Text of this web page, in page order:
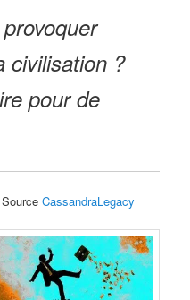
civilisation ?
pour de
SourceCassandraLegacy